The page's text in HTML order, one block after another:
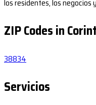
los residentes, los negocios
ZIP Codes in
38834
Servicios